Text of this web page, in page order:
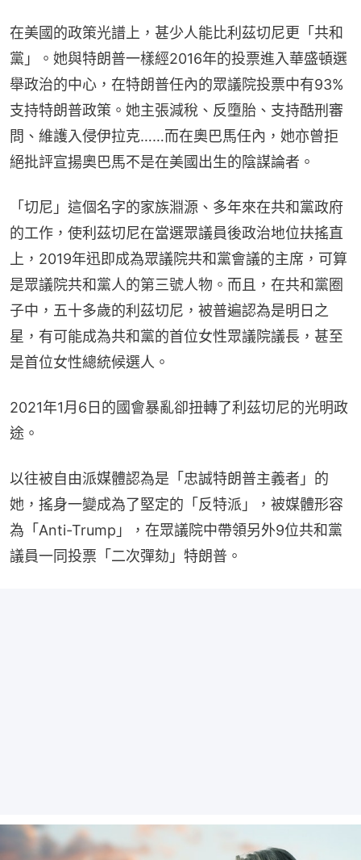
在美國的政策光譜上，甚少人能比利茲切尼更「共和
黨」。她與特朗普一樣經2016年的投票進入華盛頓選
舉政治的中心，在特朗普任內的眾議院投票中有93%
支持特朗普政策。她主張減稅、反墮胎、支持酷刑審
問、維護入侵伊拉克……而在奧巴馬任內，她亦曾拒
絕批評宣揚奧巴馬不是在美國出生的陰謀論者。
「切尼」這個名字的家族淵源、多年來在共和黨政府
的工作，使利茲切尼在當選眾議員後政治地位扶搖直
上，2019年迅即成為眾議院共和黨會議的主席，可算
是眾議院共和黨人的第三號人物。而且，在共和黨圈
子中，五十多歲的利茲切尼，被普遍認為是明日之
星，有可能成為共和黨的首位女性眾議院議長，甚至
是首位女性總統候選人。
2021年1月6日的國會暴亂卻扭轉了利茲切尼的光明政
途。
以往被自由派媒體認為是「忠誠特朗普主義者」的
她，搖身一變成為了堅定的「反特派」，被媒體形容
為「Anti-Trump」，在眾議院中帶領另外9位共和黨
議員一同投票「二次彈劾」特朗普。